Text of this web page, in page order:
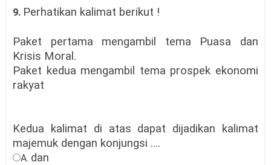
9. Perhatikan kalimat berikut !
Paket pertama mengambil tema Puasa dan
Krisis Moral.
Paket kedua mengambil tema prospek ekonomi
rakyat
Kedua kalimat di atas dapat dijadikan kalimat
majemuk dengan konjungsi ….
A. dan